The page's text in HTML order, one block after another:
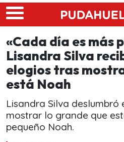
Skip to main content
«Cada día es más
Lisandra Silva
elogios tras
está Noah
Lisandra Silva deslumbró
mostrar lo grande que
pequeño Noah.